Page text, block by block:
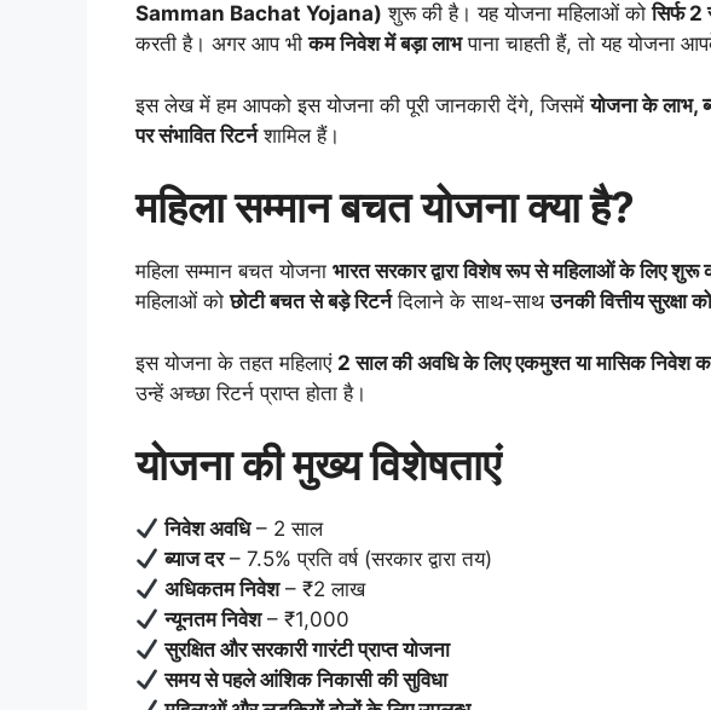
Samman Bachat Yojana) शुरू की है। यह योजना महिलाओं कोसिर्फ 2
करती है। अगर आप भीकम निवेश में बड़ा लाभपाना चाहती हैं, तो यह योजना
इस लेख में हम आपको इस योजना की पूरी जानकारी देंगे, जिसमेंयोजना के लाभ,
पर संभावित रिटर्नशामिल हैं।
महिला सम्मान बचत योजना क्या है?
महिला सम्मान बचत योजना भारत सरकार द्वारा विशेष रूप से महिलाओं के लिए
महिलाओं कोछोटी बचत से बड़े रिटर्नदिलाने के साथ-साथउनकी वित्तीय सुरक्षा
इस योजना के तहत महिलाएं 2 साल की अवधि के लिए एकमुश्त या मासिक निवेश
उन्हें अच्छा रिटर्न प्राप्त होता है।
योजना की मुख्य विशेषताएं
निवेश अवधि– 2 साल
ब्याज दर– 7.5% प्रति वर्ष (सरकार द्वारा तय)
अधिकतम निवेश– ₹2 लाख
न्यूनतम निवेश– ₹1,000
सुरक्षित और सरकारी गारंटी प्राप्त योजना
समय से पहले आंशिक निकासी की सुविधा